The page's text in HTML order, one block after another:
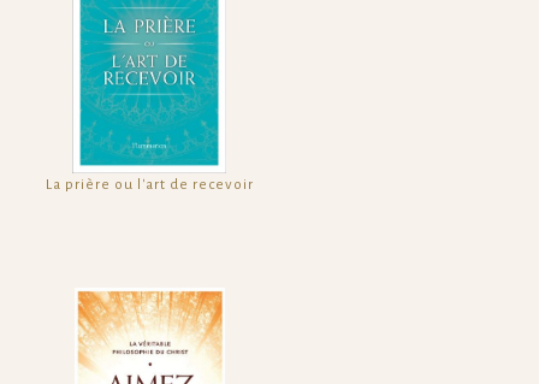
La prière ou l'art de recevoir